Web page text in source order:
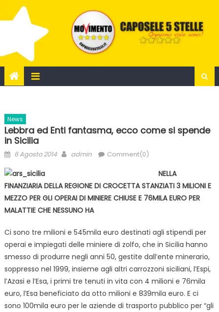
to
News
Lebbra ed Enti fantasma, ecco come si spende
in Sicilia
Posted
6 Agosto 2014 Author
admin Comment(0)
NELLA
FINANZIARIA DELLA REGIONE DI CROCETTA STANZIATI 3 MILIONI E
MEZZO PER GLI OPERAI DI MINIERE CHIUSE E 76MILA EURO PER
MALATTIE CHE NESSUNO HA
Ci sono tre milioni e 545mila euro destinati agli stipendi per
operai e impiegati delle miniere di zolfo, che in Sicilia hanno
smesso di produrre negli anni 50, gestite dall’ente minerario,
soppresso nel 1999, insieme agli altri carrozzoni siciliani, l’Espi,
l’Azasi e l’Esa, i primi tre tenuti in vita con 4 milioni e 76mila
euro, l’Esa beneficiato da otto milioni e 839mila euro. E ci
sono 100mila euro per le aziende di trasporto pubblico per “gli